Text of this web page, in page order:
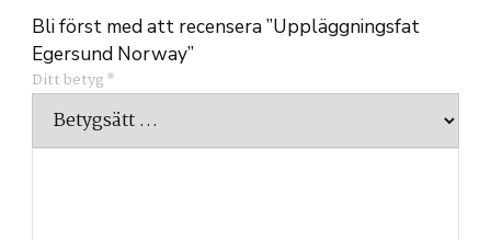
Bli först med att recensera ”Uppläggningsfat
Egersund Norway”
Ditt betyg*